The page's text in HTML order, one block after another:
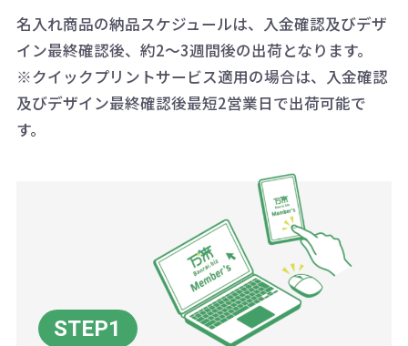
AM10:00～PM5:00（土・日・祝日を
除く平日）
一方、数量が少なく一定数に満たな
い場合は、単価計算ではなく、印刷
代の基本料金を一式頂戴する場合が
商品や印刷方法によって異なります
ので、予めご了承ください。
例：200個未満（1式：18,000円）
200個~499個の場合：42円（1個
当たり）
お急ぎの場合、ご相談ください。最
大限努力いたします。
詳細はこちらご確認ください。
配送について
名入れ商品の納品スケジュールは、入金確認及びデザ
イン最終確認後、約2～3週間後の出荷となります。
※クイックプリントサービス適用の場合は、入金確認
及びデザイン最終確認後最短2営業日で出荷可能で
す。